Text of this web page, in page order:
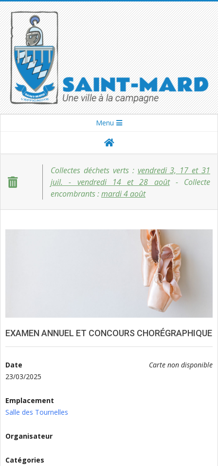
Skip
to
content
SAINT-
Menu
Collectes déchets verts : vendredi 3, 17 et 31
juil. - vendredi 14 et 28 août- Collecte
encombrants :mardi 4 août
EXAMEN ANNUEL ET CONCOURS CHORÉGRAPHIQUE
Carte non disponible
Date
23/03/2025
Emplacement
Salle des Tournelles
Organisateur
Catégories